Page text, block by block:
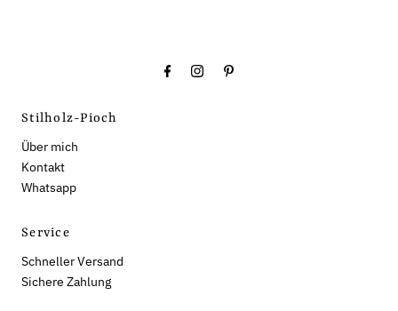
Stilholz-Pioch
Über mich
Kontakt
Whatsapp
Service
Schneller Versand
Sichere Zahlung